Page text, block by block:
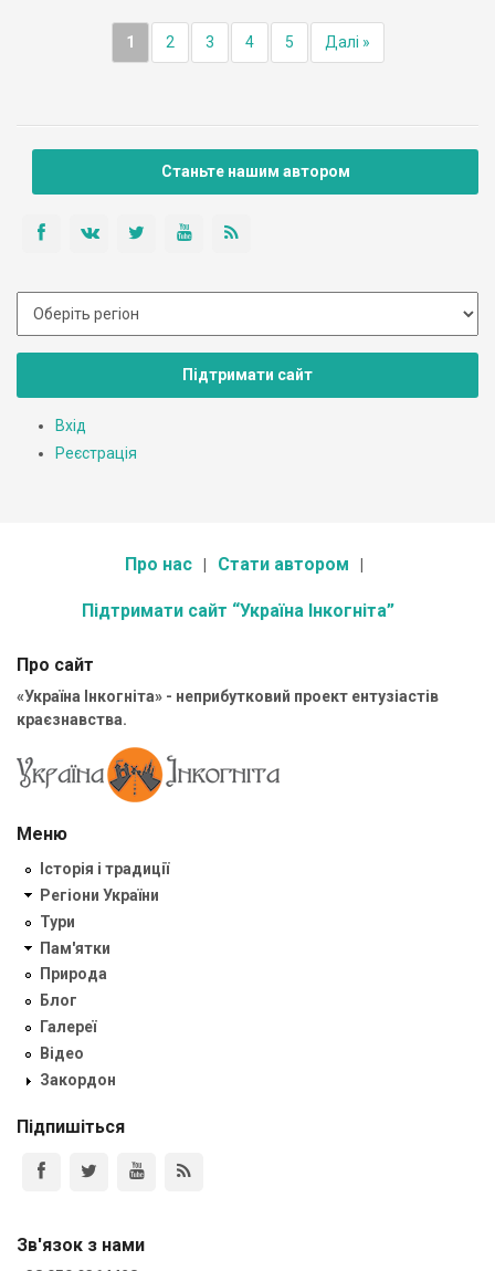
1 2 3 4 5 Далі »
Станьте нашим автором
Підтримати сайт
Вхід
Реєстрація
Про нас Стати автором
Підтримати сайт “Україна Інкогніта”
Про сайт
«Україна Інкогніта» - неприбутковий проект ентузіастів
краєзнавства.
Меню
Історія і традиції
Регіони України
Тури
Пам'ятки
Природа
Блог
Галереї
Відео
Закордон
Підпишіться
Зв'язок з нами